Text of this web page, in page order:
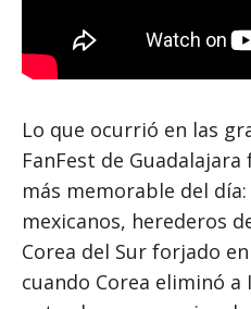
Lo que ocurrió en las
FanFest de
más memorable del
mexicanos, herederos
Corea del Sur forjado
cuando Corea eliminó a